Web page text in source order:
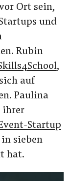
Ort sein,
und
Rubin
,
auf
Paulina
ihrer
Startup
sieben
hat.